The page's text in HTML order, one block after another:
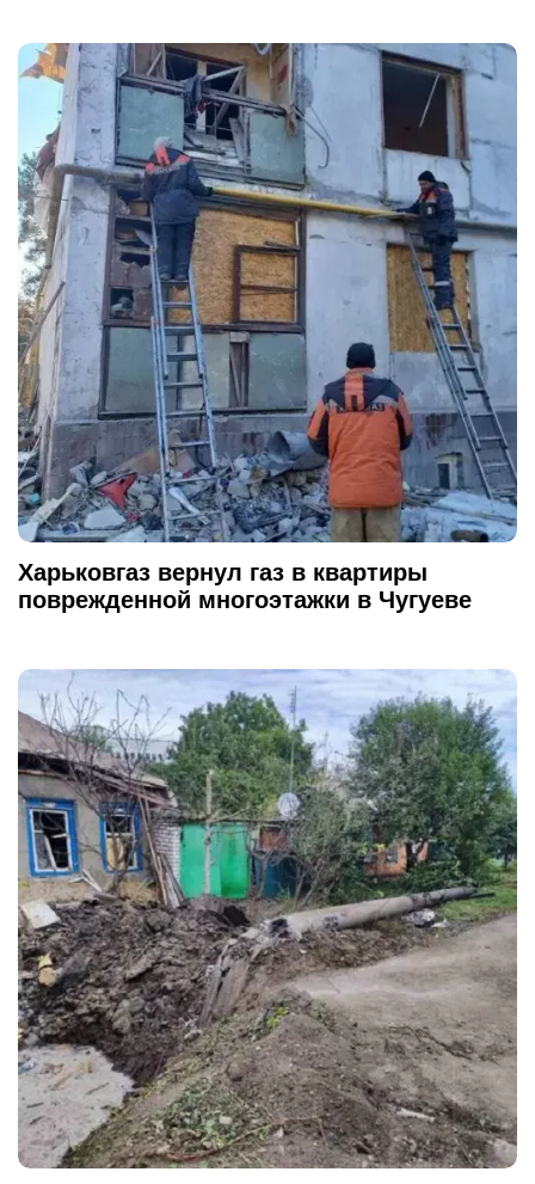
Харьковгаз вернул газ в квартиры
поврежденной многоэтажки в Чугуеве